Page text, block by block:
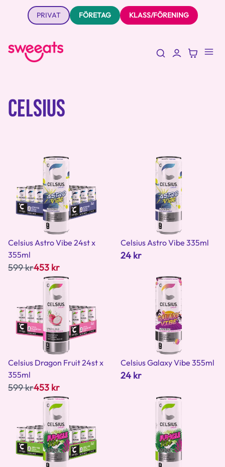
PRIVAT FÖRETAG KLASS/FÖRENING
CELSIUS
Celsius Astro Vibe 24st x
355ml
599 kr453 kr
Celsius Astro Vibe 335ml
24 kr
Celsius Dragon Fruit 24st x
355ml
599 kr453 kr
Celsius Galaxy Vibe 355ml
24 kr